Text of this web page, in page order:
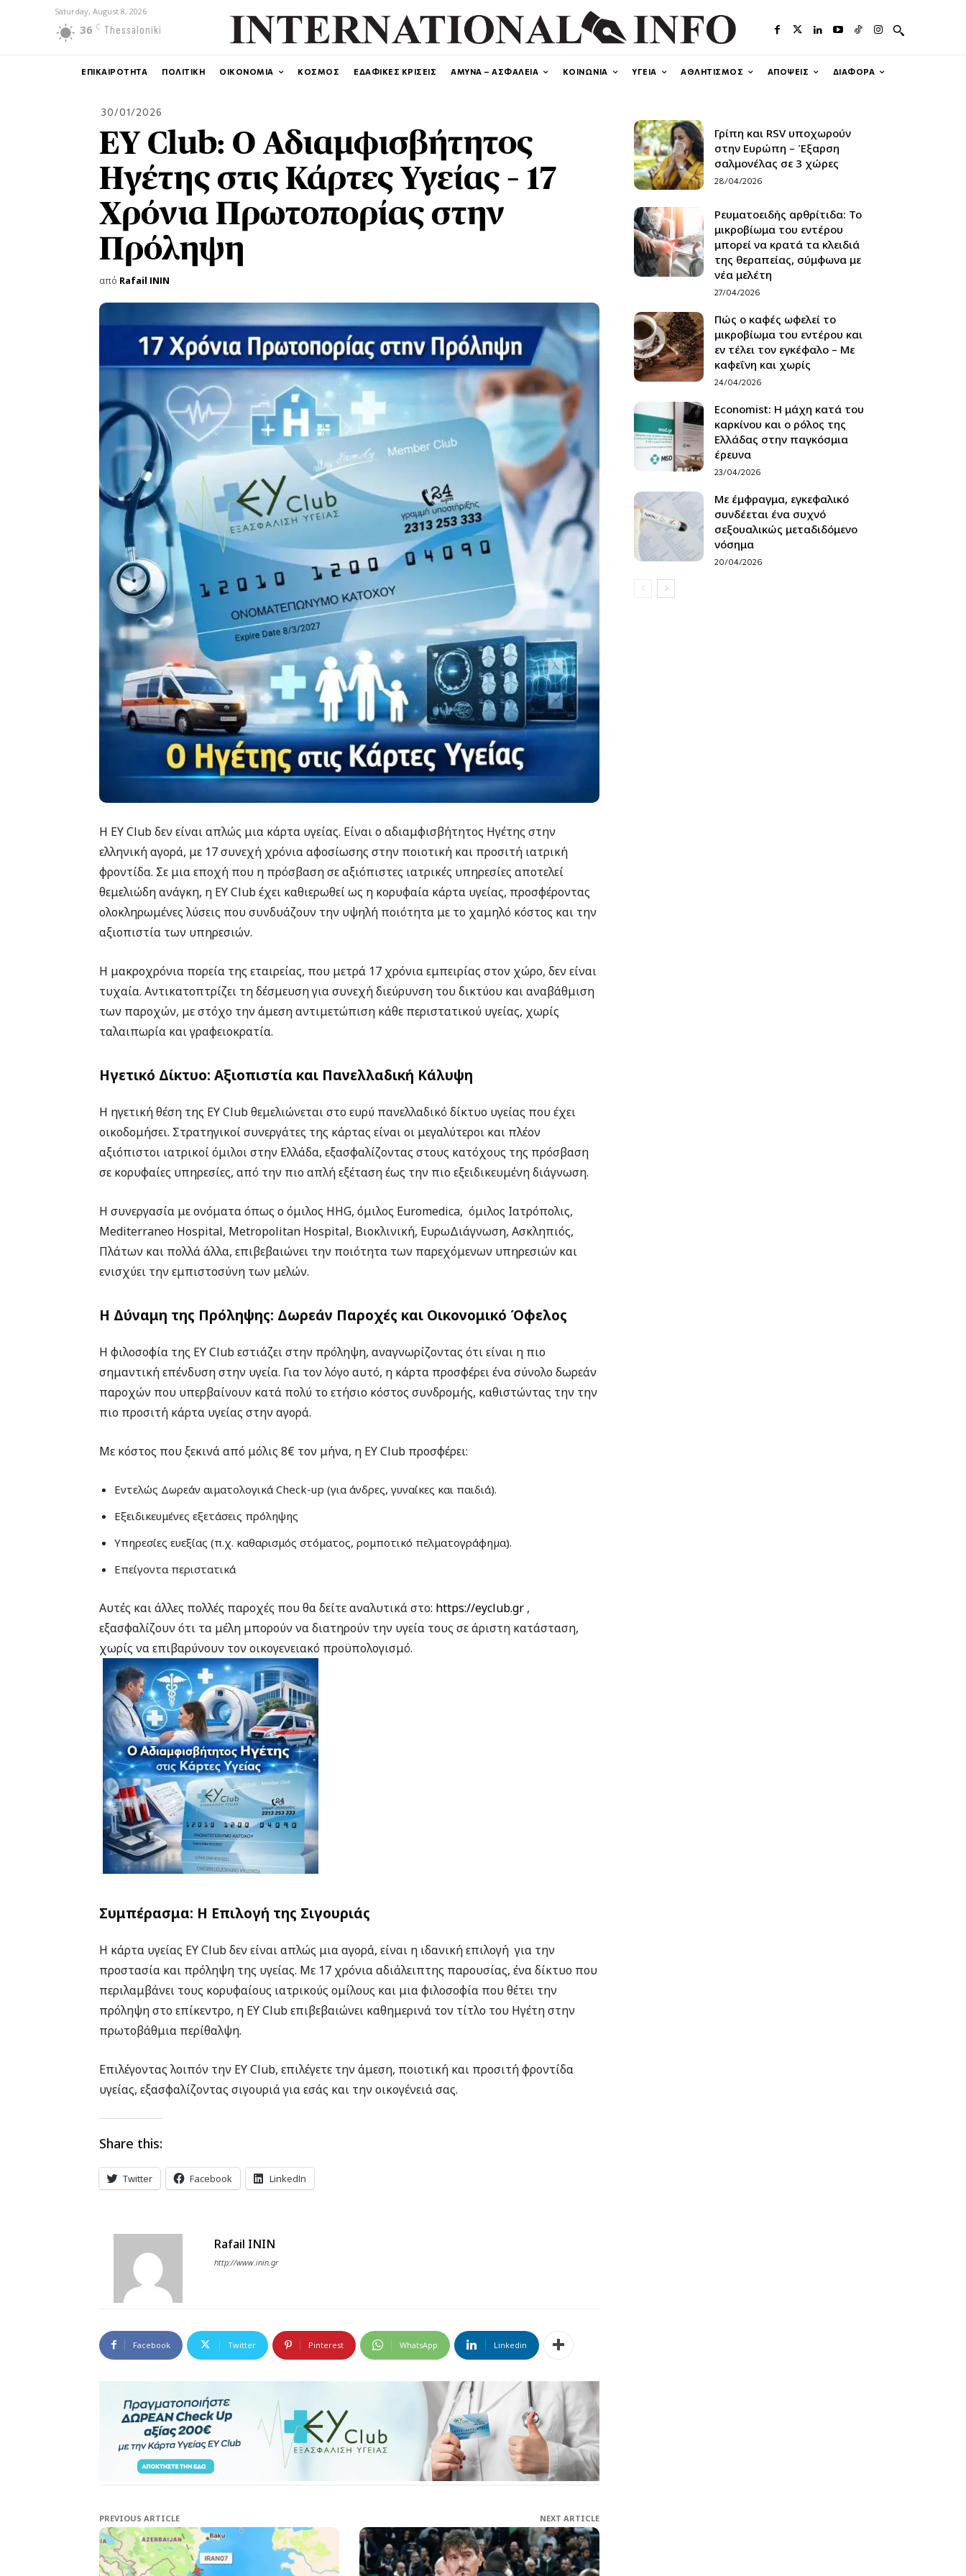
Saturday, August 8, 2026
36 C Thessaloniki
ΕΠΙΚΑΙΡΟΤΗΤΑ ΠΟΛΙΤΙΚΗ ΟΙΚΟΝΟΜΙΑ ΚΟΣΜΟΣ ΕΔΑΦΙΚΕΣ ΚΡΙΣΕΙΣ ΑΜΥΝΑ – ΑΣΦΑΛΕΙΑ ΚΟΙΝΩΝΙΑ ΥΓΕΙΑ ΑΘΛΗΤΙΣΜΟΣ ΑΠΟΨΕΙΣ ΔΙΑΦΟΡΑ
30/01/2026
EY Club: Ο Αδιαμφισβήτητος
Ηγέτης στις Κάρτες Υγείας – 17
Χρόνια Πρωτοπορίας στην
Πρόληψη
από Rafail ININ
Η EY Club δεν είναι απλώς μια κάρτα υγείας. Είναι ο αδιαμφισβήτητος Ηγέτης στην
ελληνική αγορά, με 17 συνεχή χρόνια αφοσίωσης στην ποιοτική και προσιτή ιατρική
φροντίδα. Σε μια εποχή που η πρόσβαση σε αξιόπιστες ιατρικές υπηρεσίες αποτελεί
θεμελιώδη ανάγκη, η EY Club έχει καθιερωθεί ως η κορυφαία κάρτα υγείας, προσφέροντας
ολοκληρωμένες λύσεις που συνδυάζουν την υψηλή ποιότητα με το χαμηλό κόστος και την
αξιοπιστία των υπηρεσιών.
Η μακροχρόνια πορεία της εταιρείας, που μετρά 17 χρόνια εμπειρίας στον χώρο, δεν είναι
τυχαία. Αντικατοπτρίζει τη δέσμευση για συνεχή διεύρυνση του δικτύου και αναβάθμιση
των παροχών, με στόχο την άμεση αντιμετώπιση κάθε περιστατικού υγείας, χωρίς
ταλαιπωρία και γραφειοκρατία.
Ηγετικό Δίκτυο: Αξιοπιστία και Πανελλαδική Κάλυψη
Η ηγετική θέση της EY Club θεμελιώνεται στο ευρύ πανελλαδικό δίκτυο υγείας που έχει
οικοδομήσει. Στρατηγικοί συνεργάτες της κάρτας είναι οι μεγαλύτεροι και πλέον
αξιόπιστοι ιατρικοί όμιλοι στην Ελλάδα, εξασφαλίζοντας στους κατόχους της πρόσβαση
σε κορυφαίες υπηρεσίες, από την πιο απλή εξέταση έως την πιο εξειδικευμένη διάγνωση.
Η συνεργασία με ονόματα όπως ο όμιλος HHG, όμιλος Euromedica, όμιλος Ιατρόπολις,
Mediterraneo Hospital, Metropolitan Hospital, Βιοκλινική, ΕυρωΔιάγνωση, Ασκληπιός,
Πλάτων και πολλά άλλα, επιβεβαιώνει την ποιότητα των παρεχόμενων υπηρεσιών και
ενισχύει την εμπιστοσύνη των μελών.
Η Δύναμη της Πρόληψης: Δωρεάν Παροχές και Οικονομικό Όφελος
Η φιλοσοφία της EY Club εστιάζει στην πρόληψη, αναγνωρίζοντας ότι είναι η πιο
σημαντική επένδυση στην υγεία. Για τον λόγο αυτό, η κάρτα προσφέρει ένα σύνολο δωρεάν
παροχών που υπερβαίνουν κατά πολύ το ετήσιο κόστος συνδρομής, καθιστώντας την την
πιο προσιτή κάρτα υγείας στην αγορά.
Με κόστος που ξεκινά από μόλις 8€ τον μήνα, η EY Club προσφέρει:
Εντελώς Δωρεάν αιματολογικά Check-up (για άνδρες, γυναίκες και παιδιά).
Εξειδικευμένες εξετάσεις πρόληψης
Υπηρεσίες ευεξίας (π.χ. καθαρισμός στόματος, ρομποτικό πελματογράφημα).
Επείγοντα περιστατικά
Αυτές και άλλες πολλές παροχές που θα δείτε αναλυτικά στο: https://eyclub.gr ,
εξασφαλίζουν ότι τα μέλη μπορούν να διατηρούν την υγεία τους σε άριστη κατάσταση,
χωρίς να επιβαρύνουν τον οικογενειακό προϋπολογισμό.
Συμπέρασμα: Η Επιλογή της Σιγουριάς
Η κάρτα υγείας EY Club δεν είναι απλώς μια αγορά, είναι η ιδανική επιλογή για την
προστασία και πρόληψη της υγείας. Με 17 χρόνια αδιάλειπτης παρουσίας, ένα δίκτυο που
περιλαμβάνει τους κορυφαίους ιατρικούς ομίλους και μια φιλοσοφία που θέτει την
πρόληψη στο επίκεντρο, η EY Club επιβεβαιώνει καθημερινά τον τίτλο του Ηγέτη στην
πρωτοβάθμια περίθαλψη.
Επιλέγοντας λοιπόν την EY Club, επιλέγετε την άμεση, ποιοτική και προσιτή φροντίδα
υγείας, εξασφαλίζοντας σιγουριά για εσάς και την οικογένειά σας.
Share this:
Twitter Facebook LinkedIn
Rafail ININ
http://www.inin.gr
Facebook Twitter Pinterest WhatsApp Linkedin
PREVIOUS ARTICLE NEXT ARTICLE
Γρίπη και RSV υποχωρούν
στην Ευρώπη – Έξαρση
σαλμονέλας σε 3 χώρες
28/04/2026
Ρευματοειδής αρθρίτιδα: Το
μικροβίωμα του εντέρου
μπορεί να κρατά τα κλειδιά
της θεραπείας, σύμφωνα με
νέα μελέτη
27/04/2026
Πώς ο καφές ωφελεί το
μικροβίωμα του εντέρου και
εν τέλει τον εγκέφαλο – Με
καφεΐνη και χωρίς
24/04/2026
Economist: Η μάχη κατά του
καρκίνου και ο ρόλος της
Ελλάδας στην παγκόσμια
έρευνα
23/04/2026
Με έμφραγμα, εγκεφαλικό
συνδέεται ένα συχνό
σεξουαλικώς μεταδιδόμενο
νόσημα
20/04/2026